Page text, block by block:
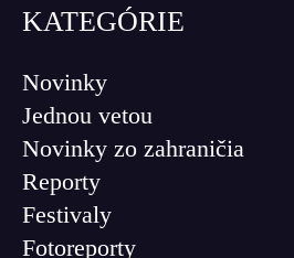
KATEGÓRIE
Novinky
Jednou vetou
Novinky zo zahraničia
Reporty
Festivaly
Fotoreporty